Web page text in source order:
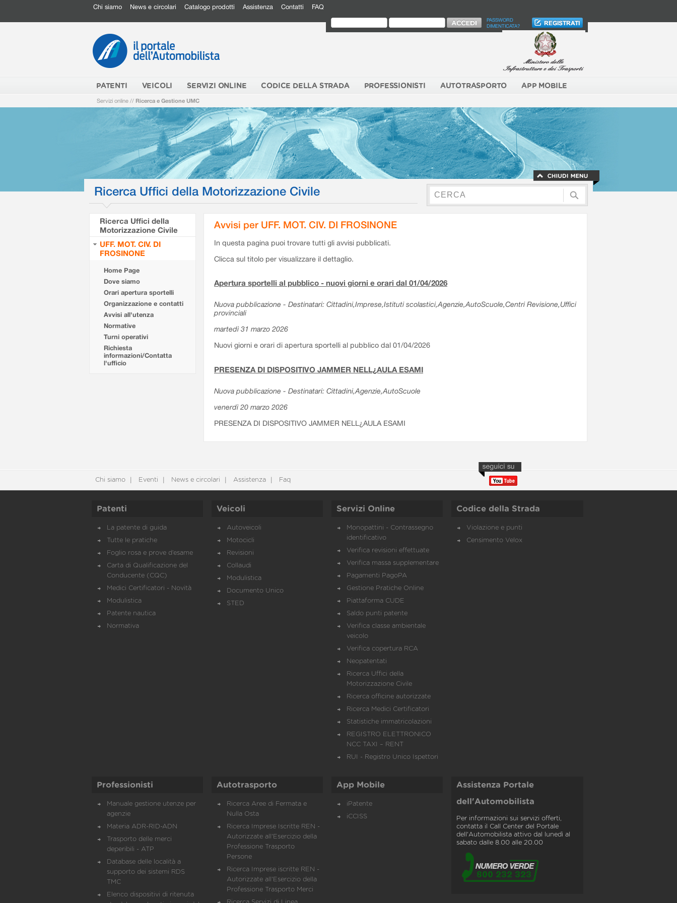
Chi siamo News e circolari Catalogo prodotti Assistenza Contatti FAQ
PASSWORD
DIMENTICATA?
PATENTI VEICOLI SERVIZI ONLINE CODICE DELLA STRADA PROFESSIONISTI AUTOTRASPORTO APP MOBILE
Servizi online // Ricerca e Gestione UMC
Ricerca Uffici della Motorizzazione Civile
Ricerca Uffici della
Motorizzazione Civile
UFF. MOT. CIV. DI
FROSINONE
Home Page
Dove siamo
Orari apertura sportelli
Organizzazione e contatti
Avvisi all'utenza
Normative
Turni operativi
Richiesta
informazioni/Contatta
l'ufficio
Avvisi per UFF. MOT. CIV. DI FROSINONE
In questa pagina puoi trovare tutti gli avvisi pubblicati.
Clicca sul titolo per visualizzare il dettaglio.
Apertura sportelli al pubblico - nuovi giorni e orari dal 01/04/2026
Nuova pubblicazione - Destinatari: Cittadini,Imprese,Istituti scolastici,Agenzie,AutoScuole,Centri Revisione,Uffici
provinciali
martedì 31 marzo 2026
Nuovi giorni e orari di apertura sportelli al pubblico dal 01/04/2026
PRESENZA DI DISPOSITIVO JAMMER NELL¿AULA ESAMI
Nuova pubblicazione - Destinatari: Cittadini,Agenzie,AutoScuole
venerdì 20 marzo 2026
PRESENZA DI DISPOSITIVO JAMMER NELL¿AULA ESAMI
Chi siamo Eventi News e circolari Assistenza Faq
Patenti
La patente di guida
Tutte le pratiche
Foglio rosa e prove d’esame
Carta di Qualificazione del
Conducente (CQC)
Medici Certificatori - Novità
Modulistica
Patente nautica
Normativa
Veicoli
Autoveicoli
Motocicli
Revisioni
Collaudi
Modulistica
Documento Unico
STED
Servizi Online
Monopattini - Contrassegno
identificativo
Verifica revisioni effettuate
Verifica massa supplementare
Pagamenti PagoPA
Gestione Pratiche Online
Piattaforma CUDE
Saldo punti patente
Verifica classe ambientale
veicolo
Verifica copertura RCA
Neopatentati
Ricerca Uffici della
Motorizzazione Civile
Ricerca officine autorizzate
Ricerca Medici Certificatori
Statistiche immatricolazioni
REGISTRO ELETTRONICO
NCC TAXI – RENT
RUI - Registro Unico Ispettori
Codice della Strada
Violazione e punti
Censimento Velox
Professionisti
Manuale gestione utenze per
agenzie
Materia ADR-RID-ADN
Trasporto delle merci
deperibili - ATP
Database delle località a
supporto dei sistemi RDS
TMC
Elenco dispositivi di ritenuta
Autotrasporto
Ricerca Aree di Fermata e
Nulla Osta
Ricerca Imprese Iscritte REN -
Autorizzate all'Esercizio della
Professione Trasporto
Persone
Ricerca Imprese iscritte REN -
Autorizzate all'Esercizio della
Professione Trasporto Merci
App Mobile
iPatente
iCCISS
Assistenza Portale
dell'Automobilista
Per informazioni sui servizi offerti,
contatta il Call Center del Portale
dell'Automobilista attivo dal lunedì al
sabato dalle 8.00 alle 20.00